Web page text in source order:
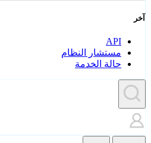
آخر
API
مستشار النظام
حالة الخدمة